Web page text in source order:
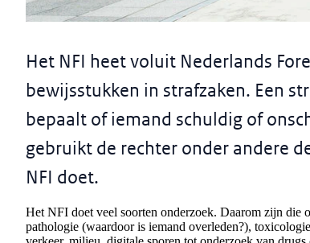
Het Nederlands
Het NFI heet voluit Nederlands
bewijsstukken in strafzaken. Een
bepaalt of iemand schuldig of
gebruikt de rechter onder andere
NFI doet.
Het NFI doet veel soorten onderzoek. Daarom zijn die
pathologie (waardoor is iemand overleden?),